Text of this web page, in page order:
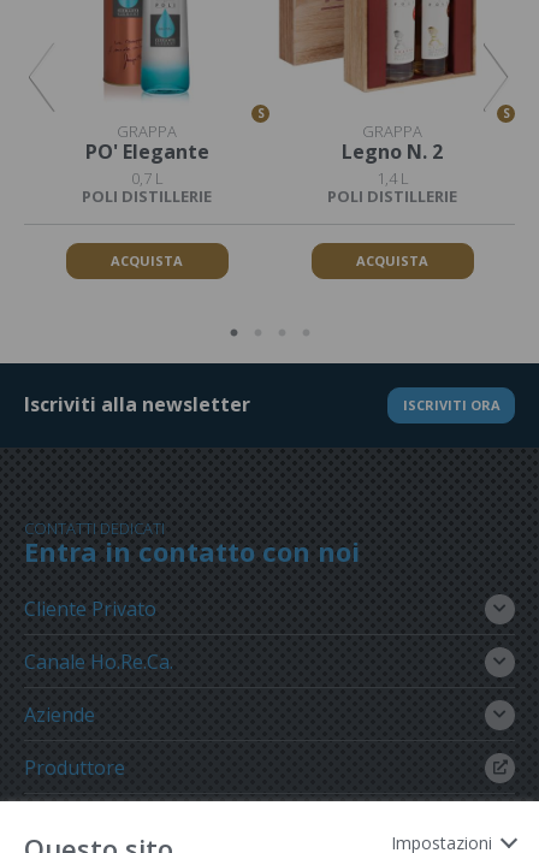
S
GRAPPA
PO' Elegante
0,7 L
POLI DISTILLERIE
ACQUISTA
S
GRAPPA
Legno N. 2
1,4 L
POLI DISTILLERIE
ACQUISTA
Iscriviti alla newsletter ISCRIVITI ORA
CONTATTI DEDICATI
Entra in contatto con noi
Cliente Privato
Canale Ho.Re.Ca.
Aziende
Produttore
Impostazioni